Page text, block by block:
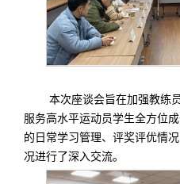
本次座谈会旨在加强教练
服务高水平运动员学生全方位
的日常学习管理、评奖评优情
况进行了深入交流。